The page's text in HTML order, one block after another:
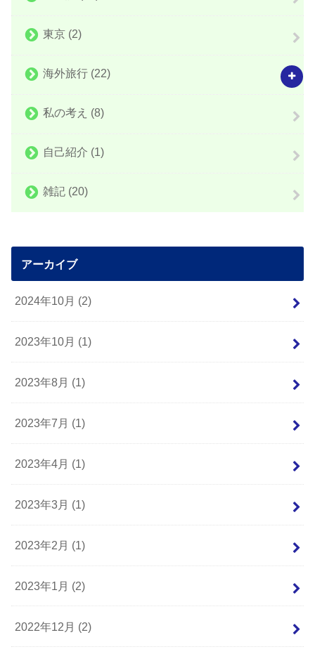
東京 (2)
海外旅行 (22)
私の考え (8)
自己紹介 (1)
雑記 (20)
アーカイブ
2024年10月 (2)
2023年10月 (1)
2023年8月 (1)
2023年7月 (1)
2023年4月 (1)
2023年3月 (1)
2023年2月 (1)
2023年1月 (2)
2022年12月 (2)